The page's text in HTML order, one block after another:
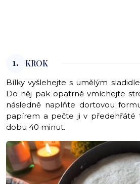
1. KROK
Bílky vyšlehejte s umělým
Do něj pak opatrně vmíchejte
následně naplňte dortovou
papírem a pečte ji v předehřáté
dobu 40 minut.